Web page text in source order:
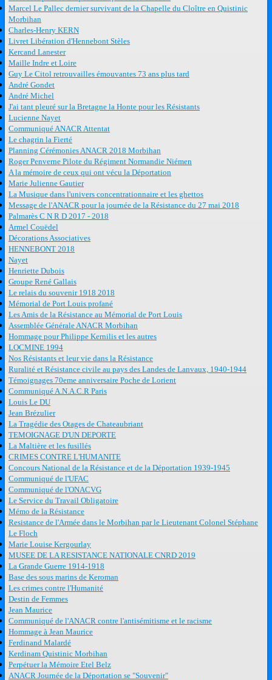
Marcel Le Pallec dernier survivant de la Chapelle du Cloître en Quistinic
Morbihan
Charles-Henry KERN
Livret Libération d'Hennebont Stèles
Kercand Lanester
Maille Indre et Loire
Guy Le Citol retrouvailles émouvantes 73 ans plus tard
André Gondet
André Michel
J'ai tant pleuré sur la Bretagne la Honte pour les Résistants
Lucienne Nayet
Communiqué ANACR Attentat
Le chagrin la Fierté
Planning Cérémonies ANACR 2018 Morbihan
Roger Penverne Pilote du Régiment Normandie Niémen
A la mémoire de ceux qui ont vécu la Déportation
Marie Julienne Gautier
La Musique dans l'univers concentrationnaire et les ghettos
Message de l'ANACR pour la journée de la Résistance du 27 mai 2018
Palmarès C N R D 2017 - 2018
Armel Couëdel
Décorations Associatives
HENNEBONT 2018
Nayet
Henriette Dubois
Groupe René Gallais
Le relais du souvenir 1918 2018
Mémorial de Port Louis profané
Les Amis de la Résistance au Mémorial de Port Louis
Assemblée Générale ANACR Morbihan
Hommage pour Philippe Kernilis et les autres
LOCMINE 1994
Nos Résistants et leur vie dans la Résistance
Ruralité et Résistance civile au pays des Landes de Lanvaux, 1940-1944
Témoignages 70eme anniversaire Poche de Lorient
Communiqué A.N.A.C.R Paris
Louis Le DU
Jean Brézulier
La Tragédie des Otages de Chateaubriant
TEMOIGNAGE D'UN DEPORTE
La Maltière et les fusillés
CRIMES CONTRE L'HUMANITE
Concours National de la Résistance et de la Déportation 1939-1945
Communiqué de l'UFAC
Communiqué de l'ONACVG
Le Service du Travail Obligatoire
Mémo de la Résistance
Resistance de l'Armée dans le Morbihan par le Lieutenant Colonel Stéphane
Le Floch
Marie Louise Kergourlay
MUSEE DE LA RESISTANCE NATIONALE CNRD 2019
La Grande Guerre 1914-1918
Base des sous marins de Keroman
Les crimes contre l'Humanité
Destin de Femmes
Jean Maurice
Communiqué de l'ANACR contre l'antisémitisme et le racisme
Hommage à Jean Maurice
Ferdinand Malardé
Kerdinam Quistinic Morbihan
Perpétuer la Mémoire Etel Belz
ANACR Journée de la Déportation se "Souvenir"